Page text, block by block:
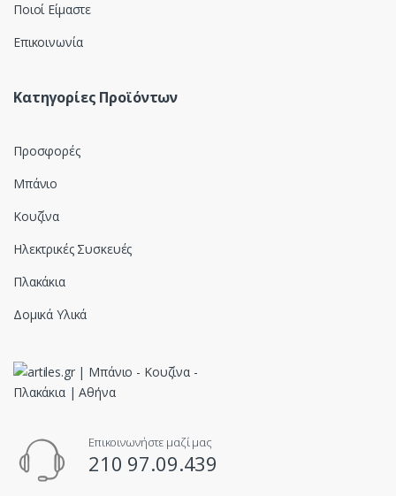
Ποιοί Είμαστε
Επικοινωνία
Κατηγορίες Προϊόντων
Προσφορές
Μπάνιο
Κουζίνα
Ηλεκτρικές Συσκευές
Πλακάκια
Δομικά Υλικά
Επικοινωνήστε μαζί μας
210 97.09.439